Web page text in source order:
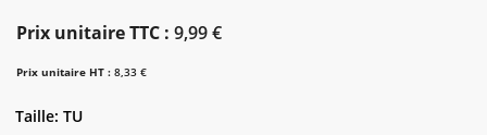
Prix unitaire TTC : 9,99 €
Prix unitaire HT : 8,33 €
Taille: TU